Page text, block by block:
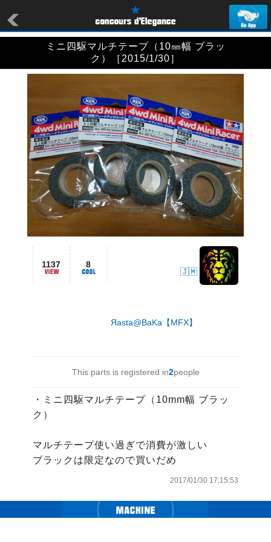
ミニ四駆マルチテープ（10㎜幅 ブラッ
ク）［2015/1/30］
1137 8
🇯🇲
Яasta@BaKa【MFX】
This parts is registered in2people
・ミニ四駆マルチテープ（10mm幅 ブラッ
ク）
マルチテープ使い過ぎで消費が激しい
ブラックは限定なので買いだめ
2017/01/30 17:15:53